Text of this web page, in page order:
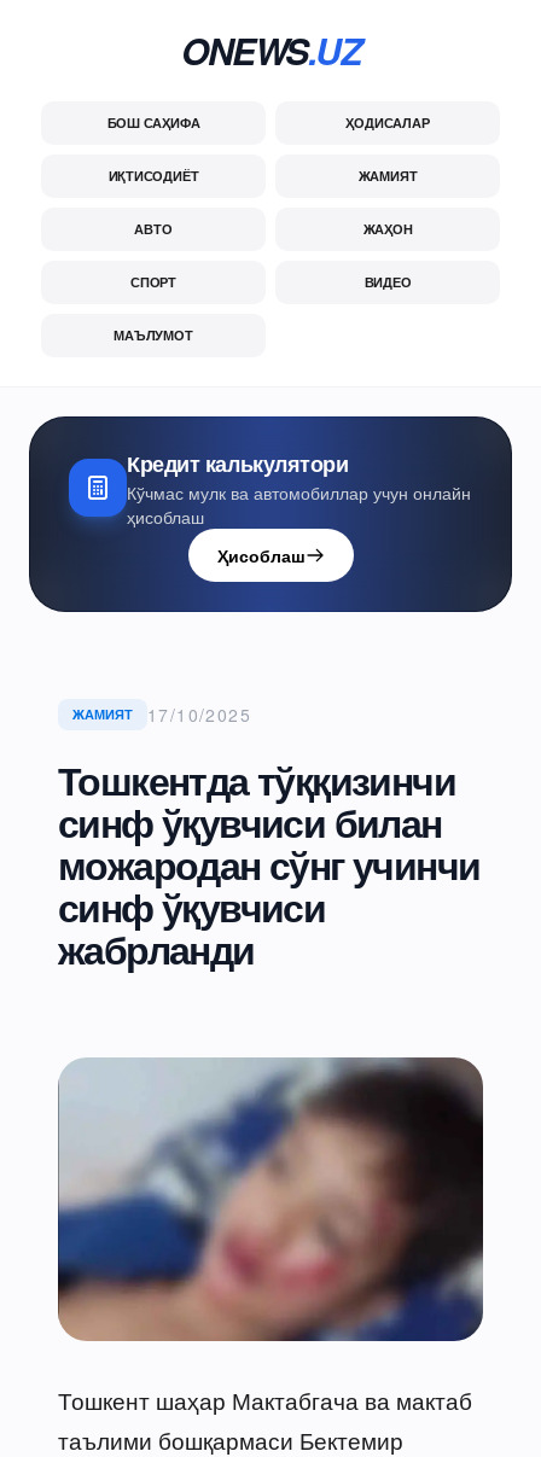
ONEWS.UZ
БОШ САҲИФА ҲОДИСАЛАР
ИҚТИСОДИЁТ ЖАМИЯТ
АВТО ЖАҲОН
СПОРТ ВИДЕО
МАЪЛУМОТ
Кредит калькулятори
Кўчмас мулк ва автомобиллар учун онлайн
ҳисоблаш
Ҳисоблаш
ЖАМИЯТ 17/10/2025
Тошкентда тўққизинчи
синф ўқувчиси билан
можародан сўнг учинчи
синф ўқувчиси
жабрланди
Тошкент шаҳар Мактабгача ва мактаб
таълими бошқармаси Бектемир